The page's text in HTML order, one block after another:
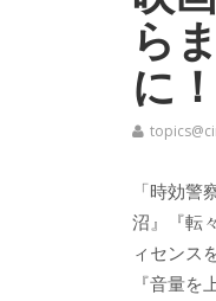
ら
に
「時効
沼』『転
ィセンス
『音量